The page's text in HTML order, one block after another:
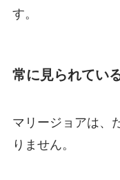
す。
常に見られてい
マリージョアは、
りません。